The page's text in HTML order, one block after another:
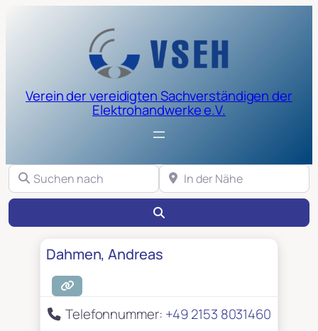
Verein der vereidigten Sachverständigen der
Elektrohandwerke e.V.
Suchen nach In der Nähe
Dahmen, Andreas
Telefonnummer: +49 2153 8031460